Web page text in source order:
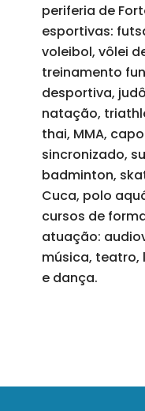
periferia de
esportivas:
voleibol, vôlei
treinamento
desportiva,
natação,
thai, MMA,
sincronizado,
badminton,
Cuca, polo
cursos de
atuação:
música, teatro,
e dança.